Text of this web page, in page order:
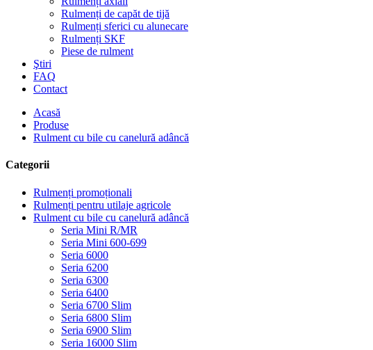
Rulmenți de capăt de tijă
Rulmenți sferici cu alunecare
Rulmenți SKF
Piese de rulment
Ştiri
FAQ
Contact
Acasă
Produse
Rulment cu bile cu canelură adâncă
Categorii
Rulmenți promoționali
Rulmenți pentru utilaje agricole
Rulment cu bile cu canelură adâncă
Seria Mini R/MR
Seria Mini 600-699
Seria 6000
Seria 6200
Seria 6300
Seria 6400
Seria 6700 Slim
Seria 6800 Slim
Seria 6900 Slim
Seria 16000 Slim